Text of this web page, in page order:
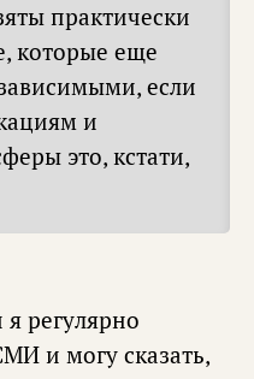
практически
которые еще
если
и
это, кстати,
регулярно
и могу сказать,